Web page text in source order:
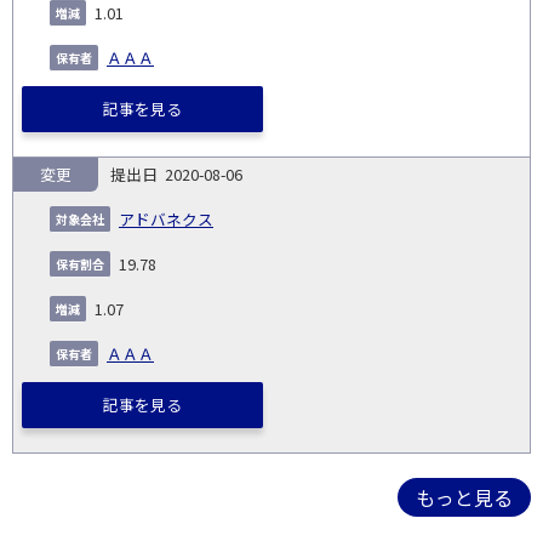
1.01
ＡＡＡ
記事を見る
2020-08-06
アドバネクス
変更
19.78
1.07
ＡＡＡ
記事を見る
もっと見る